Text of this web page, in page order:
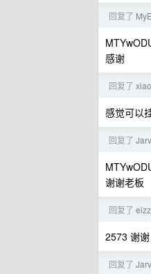
回复了
感谢
回复了
感觉可以
回复了
谢谢老板
回复了
2573 谢
回复了